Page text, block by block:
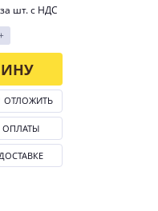
шт. с НДС
ОТЛОЖИТЬ
ОПЛАТЫ